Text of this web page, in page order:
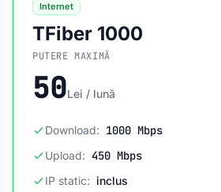
Internet
TFiber 1000
PUTERE MAXIMĂ
50Lei / lună
Download: 1000 Mbps
Upload: 450 Mbps
IP static: inclus